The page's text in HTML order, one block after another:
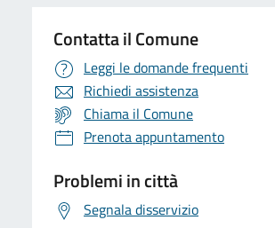
Contatta il Comune
Leggi le domande frequenti
Richiedi assistenza
Chiama il Comune
Prenota appuntamento
Problemi in città
Segnala disservizio